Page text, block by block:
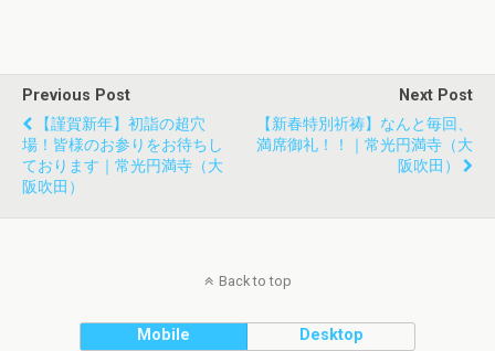
Previous Post
【謹賀新年】初詣の超穴
場！皆様のお参りをお待ちし
ております｜常光円満寺（大
阪吹田）
Next Post
【新春特別祈祷】なんと毎回、
満席御礼！！｜常光円満寺（大
阪吹田）
Back to top
Mobile Desktop